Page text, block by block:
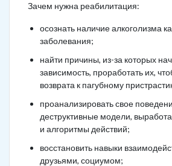
Зачем нужна реабилитация:
осознать наличие алкоголизма
заболевания;
найти причины, из-за которых
зависимость, проработать их,
возврата к пагубному
проанализировать свое
деструктивные модели,
и алгоритмы действий;
восстановить навыки
друзьями, социумом;